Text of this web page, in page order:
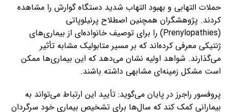
حملات التهابی و بهبود التهاب شدید دستگاه گوارش را مشاهده
کردند. پژوهشگران همچنین اصطلاح پرنیلوپاتی
(Prenylopathies) را برای توصیف خانواده‌ای از بیماری‌های
ژنتیکی معرفی کرده‌اند که بر مسیر متابولیک مشابه تأثیر
می‌گذارند. شواهد اولیه نشان می‌دهد که این بیماری‌ها ممکن
است مشکل زمینه‌ای مشابهی داشته باشند.
پروفسور راجرز در پایان می‌گوید: تأیید این ارتباط می‌تواند به
بیمارانی کمک کند که سال‌ها برای تشخیص بیماری خود سرگردان